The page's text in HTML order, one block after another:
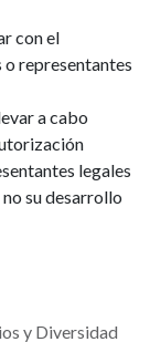
con el
representantes
a cabo
legales
su desarrollo
y Diversidad